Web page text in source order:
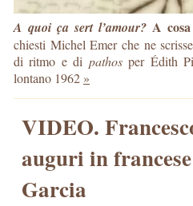
A quoi ça sert l’amour? A
chiesti Michel Emer che ne
di ritmo e di pathosper Édith
lontano 1962 »
VIDEO.
auguri in
Garcia